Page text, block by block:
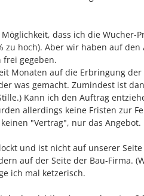
dass ich die
zu hoch). Aber wir haben auf
gegeben.
Monaten auf die Erbringung
was gemacht. Zumindest ist
Kann ich den Auftrag
allerdings keine Fristen zur
"Vertrag", nur das Angebot.
und ist nicht auf unserer
auf der Seite der Bau-Firma.
ich mal ketzerisch.